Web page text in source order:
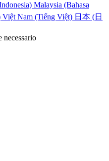
Malaysia (Bahasa
Việt Nam (Tiếng Việt) 日本 (日
necessario